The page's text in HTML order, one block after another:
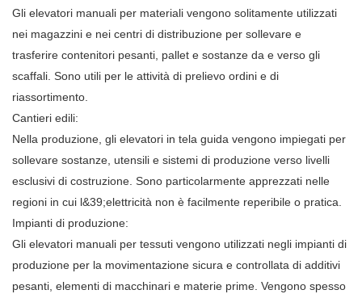
Gli elevatori manuali per materiali vengono solitamente utilizzati
nei magazzini e nei centri di distribuzione per sollevare e
trasferire contenitori pesanti, pallet e sostanze da e verso gli
scaffali. Sono utili per le attività di prelievo ordini e di
riassortimento.
Cantieri edili:
Nella produzione, gli elevatori in tela guida vengono impiegati per
sollevare sostanze, utensili e sistemi di produzione verso livelli
esclusivi di costruzione. Sono particolarmente apprezzati nelle
regioni in cui l&39;elettricità non è facilmente reperibile o pratica.
Impianti di produzione:
Gli elevatori manuali per tessuti vengono utilizzati negli impianti di
produzione per la movimentazione sicura e controllata di additivi
pesanti, elementi di macchinari e materie prime. Vengono spesso